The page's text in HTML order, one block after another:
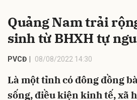
Quảng Nam trải
sinh từ BHXH tự
PVCĐ 08/08/2022 14:30
Là một tỉnh có đông đồng
sống, điều kiện kinh tế, xã